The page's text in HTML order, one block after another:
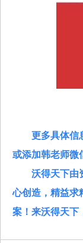
更多具体信
或添加韩老师微
沃得天下由资
心创造，精益求
案！来沃得天